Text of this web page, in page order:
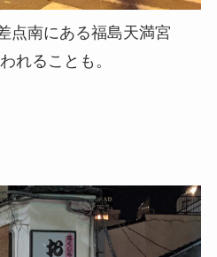
点南にある福島天満宮
れることも。